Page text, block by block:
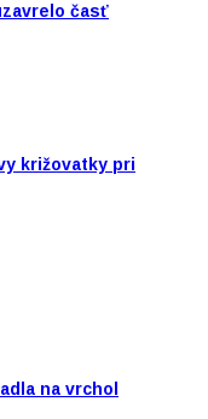
časť
križovatky pri
na vrchol